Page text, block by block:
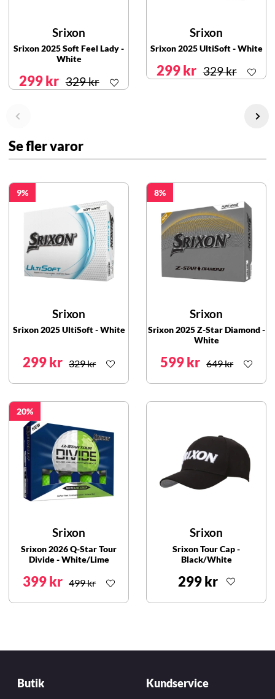
Srixon
Srixon 2025 Soft Feel Lady -
White
299 kr 329 kr
Srixon
Srixon 2025 UltiSoft - White
299 kr 329 kr
Se fler varor
9
Srixon
Srixon 2025 UltiSoft - White
299 kr 329 kr
8
Srixon
Srixon 2025 Z-Star Diamond -
White
599 kr 649 kr
20
Srixon
Srixon 2026 Q-Star Tour
Divide - White/Lime
399 kr 499 kr
Srixon
Srixon Tour Cap -
Black/White
299 kr
Butik Kundservice